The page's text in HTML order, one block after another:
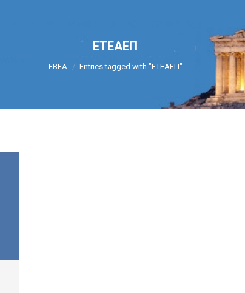
ΕΤΕΑΕΠ
You are here:
ΕΒΕΑ Entries tagged with "ΕΤΕΑΕΠ"